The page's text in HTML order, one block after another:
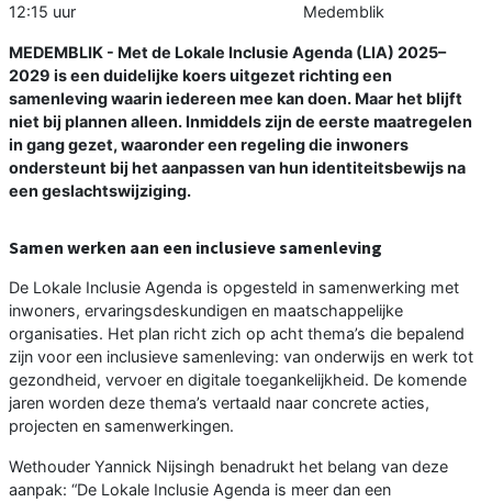
12:15 uur
Medemblik
MEDEMBLIK - Met de Lokale Inclusie Agenda (LIA) 2025–
2029 is een duidelijke koers uitgezet richting een
samenleving waarin iedereen mee kan doen. Maar het blijft
niet bij plannen alleen. Inmiddels zijn de eerste maatregelen
in gang gezet, waaronder een regeling die inwoners
ondersteunt bij het aanpassen van hun identiteitsbewijs na
een geslachtswijziging.
Samen werken aan een inclusieve samenleving
De Lokale Inclusie Agenda is opgesteld in samenwerking met
inwoners, ervaringsdeskundigen en maatschappelijke
organisaties. Het plan richt zich op acht thema’s die bepalend
zijn voor een inclusieve samenleving: van onderwijs en werk tot
gezondheid, vervoer en digitale toegankelijkheid. De komende
jaren worden deze thema’s vertaald naar concrete acties,
projecten en samenwerkingen.
Wethouder Yannick Nijsingh benadrukt het belang van deze
aanpak: “De Lokale Inclusie Agenda is meer dan een